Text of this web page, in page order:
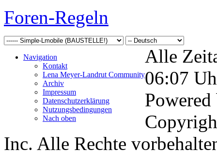
Foren-Regeln
Navigation
Kontakt
Lena Meyer-Landrut Community
Archiv
Impressum
Datenschutzerklärung
Nutzungsbedingungen
Nach oben
Alle
06:07
Inc. Alle Rechte